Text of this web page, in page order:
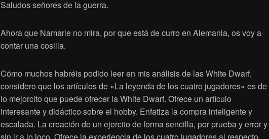
Saludos señores de la guerra.
Ahora que Namarie no mira, por que está de curro en Alemania, os voy a
contar una cosilla.
Cómo muchos habréis podido leer en mis análisis de las White Dwarf,
considero que los artículos de «La leyenda de los cuatro jugadores» es de
lo mejorcito que puede ofrecer la White Dwarf. Ofrece un artículo
interesante y didáctico sobre el hobby. Enfatiza la compra inteligente y
escalada. La creación de un ejercito de forma sencilla, por prueba y error y